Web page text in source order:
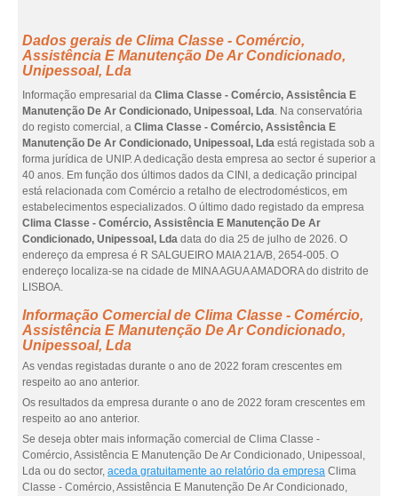
Dados gerais de Clima Classe - Comércio,
Assistência E Manutenção De Ar Condicionado,
Unipessoal, Lda
Informação empresarial da Clima Classe - Comércio, Assistência E
Manutenção De Ar Condicionado, Unipessoal, Lda. Na conservatória
do registo comercial, a Clima Classe - Comércio, Assistência E
Manutenção De Ar Condicionado, Unipessoal, Lda está registada sob a
forma jurídica de UNIP. A dedicação desta empresa ao sector é superior a
40 anos. Em função dos últimos dados da CINI, a dedicação principal
está relacionada com Comércio a retalho de electrodomésticos, em
estabelecimentos especializados. O último dado registado da empresa
Clima Classe - Comércio, Assistência E Manutenção De Ar
Condicionado, Unipessoal, Lda data do dia 25 de julho de 2026. O
endereço da empresa é R SALGUEIRO MAIA 21A/B, 2654-005. O
endereço localiza-se na cidade de MINA AGUA AMADORA do distrito de
LISBOA.
Informação Comercial de Clima Classe - Comércio,
Assistência E Manutenção De Ar Condicionado,
Unipessoal, Lda
As vendas registadas durante o ano de 2022 foram crescentes em
respeito ao ano anterior.
Os resultados da empresa durante o ano de 2022 foram crescentes em
respeito ao ano anterior.
Se deseja obter mais informação comercial de Clima Classe -
Comércio, Assistência E Manutenção De Ar Condicionado, Unipessoal,
Lda ou do sector, aceda gratuitamente ao relatório da empresa Clima
Classe - Comércio, Assistência E Manutenção De Ar Condicionado,